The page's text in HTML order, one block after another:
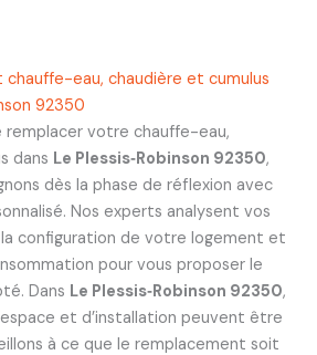
eau, chaudière et cumulus
92350
remplacer votre chauffe-eau,
dans Le Plessis‑Robinson 92350,
dès la phase de réflexion avec
Nos experts analysent vos
configuration de votre logement et
pour vous proposer le
Dans Le Plessis‑Robinson 92350,
et d’installation peuvent être
à ce que le remplacement soit